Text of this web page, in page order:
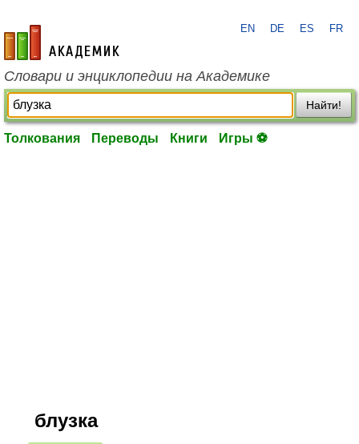
academic.ru
EN DE ES FR
Словари и энциклопедии на Академике
Найти!
Толкования Переводы Книги Игры ⚽
блузка